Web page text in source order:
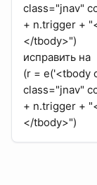
class="jnav"
+ n.trigger +
</tbody>")
исправить на
(r = e('<tbody
class="jnav"
+ n.trigger +
</tbody>")